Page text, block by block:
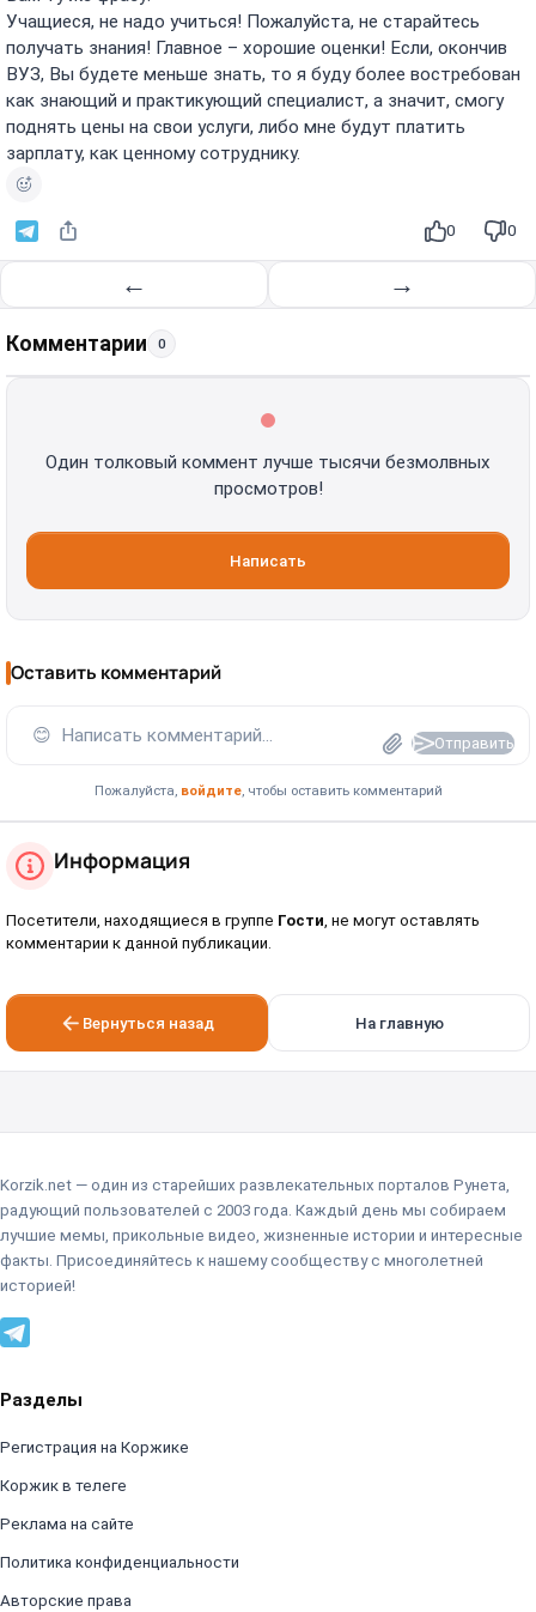
Учащиеся, не надо учиться! Пожалуйста, не старайтесь
получать знания! Главное – хорошие оценки! Если, окончив
ВУЗ, Вы будете меньше знать, то я буду более востребован
как знающий и практикующий специалист, а значит, смогу
поднять цены на свои услуги, либо мне будут платить
зарплату, как ценному сотруднику.
0 0
← →
Комментарии 0
Один толковый коммент лучше тысячи безмолвных
просмотров!
Написать
Оставить комментарий
😊 Написать комментарий... Отправить
Пожалуйста, войдите, чтобы оставить комментарий
Информация
Посетители, находящиеся в группе Гости, не могут оставлять
комментарии к данной публикации.
Вернуться назад На главную
Korzik.net — один из старейших развлекательных порталов Рунета,
радующий пользователей с 2003 года. Каждый день мы собираем
лучшие мемы, прикольные видео, жизненные истории и интересные
факты. Присоединяйтесь к нашему сообществу с многолетней
историей!
Разделы
Регистрация на Коржике
Коржик в телеге
Реклама на сайте
Политика конфиденциальности
Авторские права